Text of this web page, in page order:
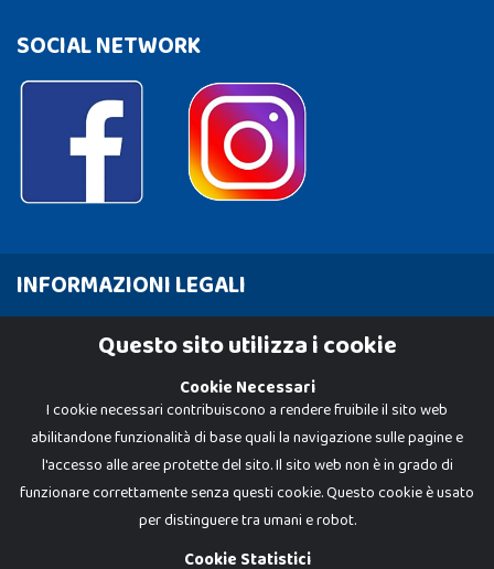
SOCIAL NETWORK
INFORMAZIONI LEGALI
Cookie PolicyQuesto sito utilizza i cookie
Cookie Necessari
I cookie necessari contribuiscono a rendere fruibile il sito web
abilitandone funzionalità di base quali la navigazione sulle pagine e
l'accesso alle aree protette del sito. Il sito web non è in grado di
funzionare correttamente senza questi cookie. Questo cookie è usato
per distinguere tra umani e robot.
Cookie Statistici